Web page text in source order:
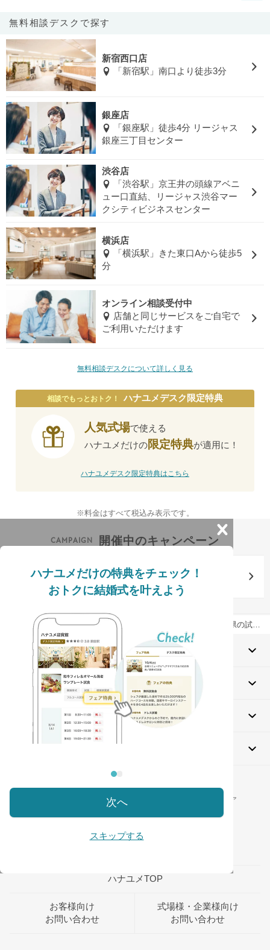
無料相談デスクで探す
新宿西口店
「新宿駅」南口より徒歩3分
銀座店
「銀座駅」徒歩4分 リージャス
銀座三丁目センター
渋谷店
「渋谷駅」京王井の頭線アベニ
ュー口直結、リージャス渋谷マー
クシティビジネスセンター
横浜店
「横浜駅」きた東口Aから徒歩5
分
オンライン相談受付中
店舗と同じサービスをご自宅で
ご利用いただけます
無料相談デスクについて詳しく見る
相談でもっとおトク！ ハナユメデスク限定特典
人気式場で使える
ハナユメだけの限定特典が適用に！
ハナユメデスク限定特典はこちら
※料金はすべて税込み表示です。
気になる式場をクリップして式場を比較検討しよう
ハナユメだけの特典をチェック！
おトクに結婚式を叶えよう
次へ
スキップする
開催中のキャンペーン
式場探しで最大98,000円分の電子マネーギフト貰える
結婚式場探しキャンペーン実施中
結婚式場を探すならハナユメブライダルフェア検索神奈川県のブライダルフェア一覧神奈川県の試食付きブライダルフェア一覧
結婚式場を探す
ブライダルフェアを探す
相談して探す
ハナユメ公式インスタグラム
プレ花嫁＆カップルのための結婚式準備メディア
毎日素敵なウエディングアイデアをお届け♡
ハナユメTOP
お客様向け
お問い合わせ
式場様・企業様向け
お問い合わせ